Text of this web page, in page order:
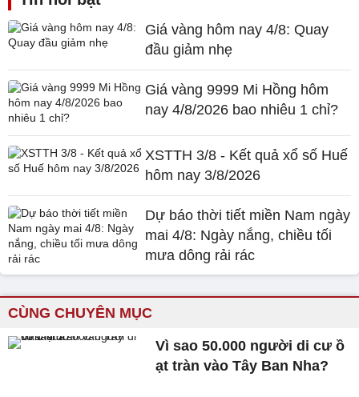
Giá vàng hôm nay 4/8: Quay
đầu giảm nhẹ
Giá vàng 9999 Mi Hồng hôm
nay 4/8/2026 bao nhiêu 1 chỉ?
XSTTH 3/8 - Kết quả xổ số Huế
hôm nay 3/8/2026
Dự báo thời tiết miền Nam ngày
mai 4/8: Ngày nắng, chiều tối
mưa dông rải rác
CÙNG CHUYÊN MỤC
Vì sao 50.000 người di cư ồ
ạt tràn vào Tây Ban Nha?